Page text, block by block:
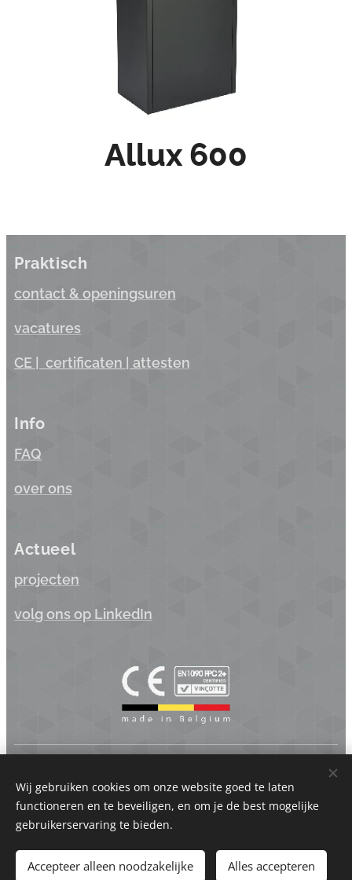
Allux 600
Praktisch
contact & openingsuren
vacatures
CE | certificaten | attesten
Info
FAQ
over ons
Actueel
projecten
volg ons op LinkedIn
- België | BTW BE 0875.742.625
Cookies
Nederlands
Français
Wij gebruiken cookies om onze website goed te laten
functioneren en te beveiligen, en om je de best mogelijke
gebruikerservaring te bieden.
Accepteer alleen noodzakelijke Alles accepteren